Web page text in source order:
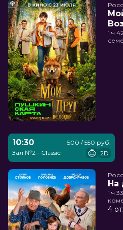
1 ч
10:30
Зал №2 - Classic
500 / 550 руб.
2D
На
1 ч
4